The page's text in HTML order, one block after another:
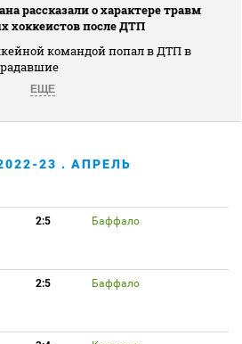
рассказали о характере травм
хоккеистов после ДТП
командой попал в ДТП в
ЕЩЕ
23 . АПРЕЛЬ
2:5 Баффало
2:5 Баффало